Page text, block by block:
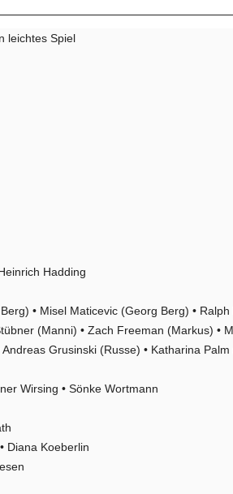
leichtes Spiel
Hadding
• Misel Maticevic (Georg Berg) •
(Manni) • Zach Freeman (Markus) •
Grusinski (Russe) • Katharina Palm
Wirsing • Sönke Wortmann
Diana Koeberlin